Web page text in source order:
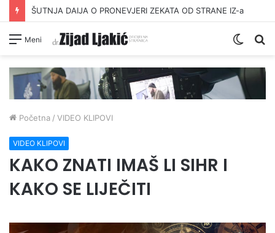
ŠUTNJA DAIJA O PRONEVJERI ZEKATA OD STRANE IZ-a
Meni
Switch
Početna / VIDEO KLIPOVI
VIDEO KLIPOVI
KAKO ZNATI IMAŠ LI SIHR I
KAKO SE LIJEČITI